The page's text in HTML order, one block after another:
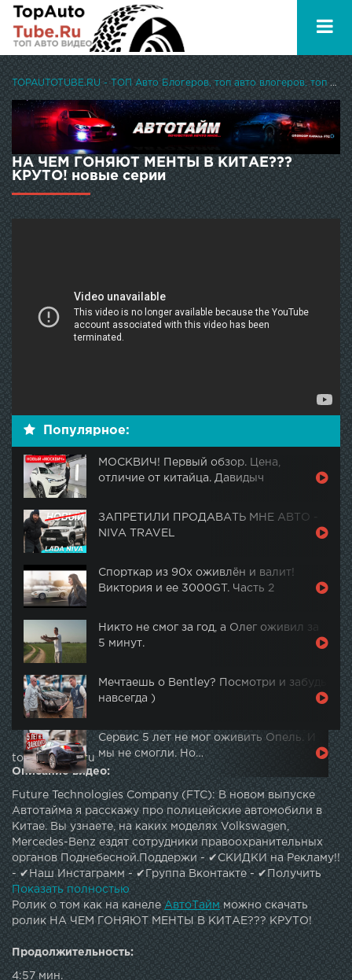
TOPAUTOTUBE.RU - ТОП Авто Блогеров, топ авто влогеров, топ авто ютуберов
НА ЧЕМ ГОНЯЮТ МЕНТЫ В КИТАЕ???
КРУТО! новые серии
Популярное:
МОСКВИЧ! Первый обзор. Цена,
отличие от китайца. Давидыч
ЗАПРЕТИЛИ ПРОДАВАТЬ МНЕ АВТО -
NIVA TRAVEL
Спорткар из 90х оживлён и валит!
Виктория и ее 3000GT. Часть 2
Никто не смог за год, а Олег оживил за
5 минут.
Мечтаешь о Bentley? Посмотри и забудь
навсегда )
Сервис 5 лет не мог оживить Опель. И
мы не смогли. Но…
topautotube.ru
Описание видео:
Future Technologies Company (FTC): В новом выпуске
Автотайма я расскажу про полицейские автомобили в
Китае. Вы узнаете, на каких моделях Volkswagen,
Mercedes-Benz ездят сотрудники правоохранительных
органов Поднебесной.Поддержи - ✔СКИДКИ на Рекламу!!
- ✔Наш Инстаграмм - ✔Группа Вконтакте - ✔Получить
больше интересной информации про АВТО! - ✔Наша
партнерка тут - ✔Автор Вконтакте - ✔Новые видео
выходят каждый будний день в по мск!✔Диктор - Авто
тайм - лучший авто канал посвященный развлекательно-
познавательным темам по машинам.Различные
рейтинги,обзоры лучших автомобилей и многое другое!
Показать полностью
Ролик о том как на канелеАвтоТаймможно скачать
ролик НА ЧЕМ ГОНЯЮТ МЕНТЫ В КИТАЕ??? КРУТО!
Продолжительность:
4:57 мин.